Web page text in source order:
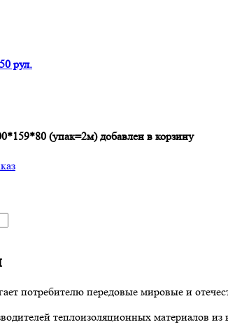
рул.
(упак=2м) добавлен в корзину
потребителю передовые мировые и
теплоизоляционных материалов